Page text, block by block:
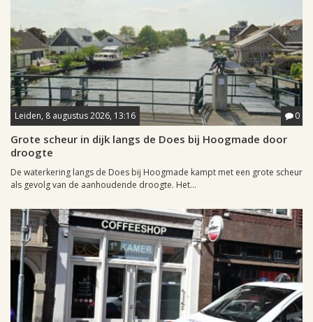
Leiden, 8 augustus 2026, 13:16 0
Grote scheur in dijk langs de Does bij Hoogmade door
droogte
De waterkering langs de Does bij Hoogmade kampt met een grote scheur
als gevolg van de aanhoudende droogte. Het...